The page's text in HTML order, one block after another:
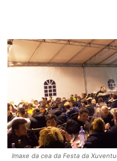
Imaxe da cea da Festa da